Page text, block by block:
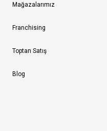
Mağazalarımız
Franchising
Toptan Satış
Blog